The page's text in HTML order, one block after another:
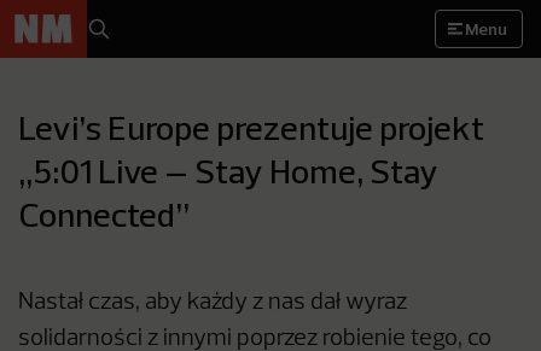
Menu
Levi’s Europe prezentuje projekt
„5:01 Live – Stay Home, Stay
Connected”
Nastał czas, aby każdy z nas dał wyraz
solidarności z innymi poprzez robienie tego, co